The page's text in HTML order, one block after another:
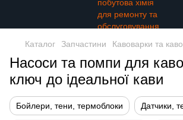
Каталог Запчастини Кавоварки та
Насоси та помпи для
ключ до ідеальної кави
Бойлери, тени, термоблоки Датчики,